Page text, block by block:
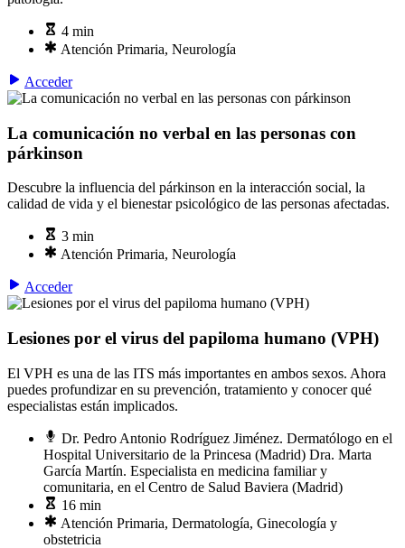
4 min
Atención Primaria, Neurología
Acceder
La comunicación no verbal en las personas con
párkinson
Descubre la influencia del párkinson en la interacción social, la
calidad de vida y el bienestar psicológico de las personas afectadas.
3 min
Atención Primaria, Neurología
Acceder
Lesiones por el virus del papiloma humano (VPH)
El VPH es una de las ITS más importantes en ambos sexos. Ahora
puedes profundizar en su prevención, tratamiento y conocer qué
especialistas están implicados.
Dr. Pedro Antonio Rodríguez Jiménez. Dermatólogo en el
Hospital Universitario de la Princesa (Madrid) Dra. Marta
García Martín. Especialista en medicina familiar y
comunitaria, en el Centro de Salud Baviera (Madrid)
16 min
Atención Primaria, Dermatología, Ginecología y
obstetricia